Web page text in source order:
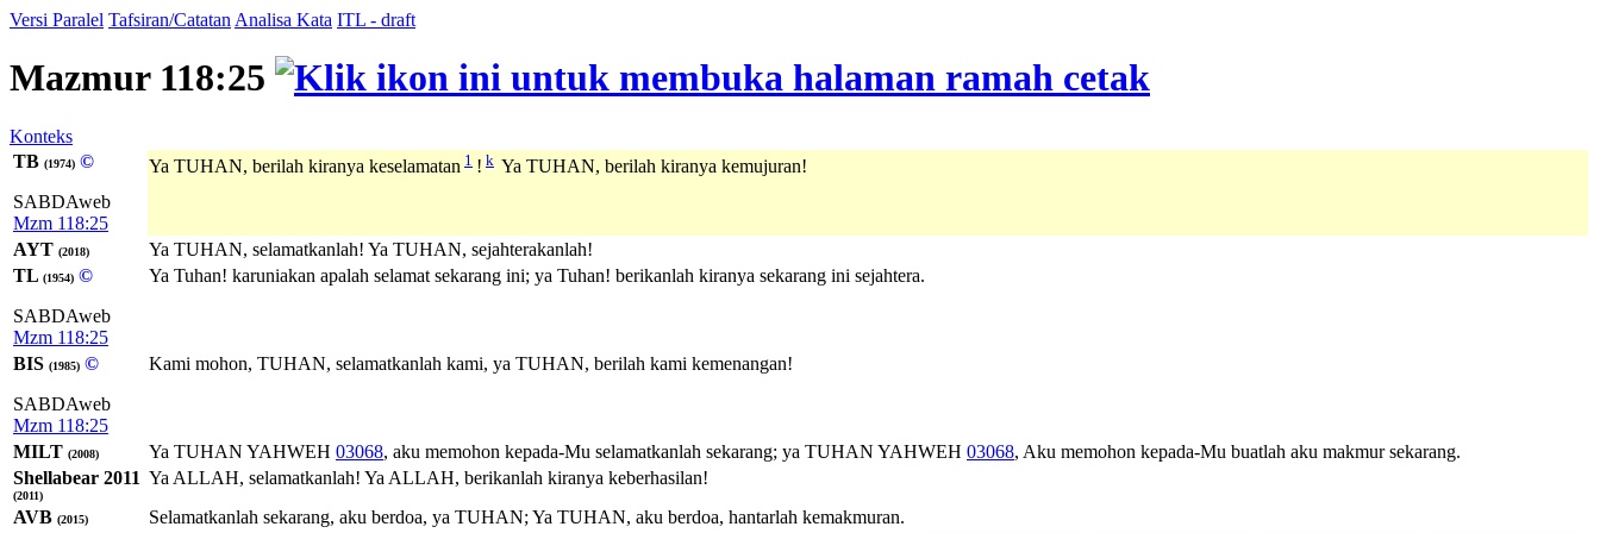
Versi Paralel Tafsiran/Catatan Analisa Kata ITL - draft
Mazmur 118:25
Konteks
TB (1974) ©
SABDAweb
Mzm 118:25
Ya TUHAN, berilah kiranya keselamatan 1 ! k Ya TUHAN, berilah kiranya kemujuran!
AYT (2018)
Ya TUHAN, selamatkanlah! Ya TUHAN, sejahterakanlah!
TL (1954) ©
SABDAweb
Mzm 118:25
Ya Tuhan! karuniakan apalah selamat sekarang ini; ya Tuhan! berikanlah kiranya sekarang ini sejahtera.
BIS (1985) ©
SABDAweb
Mzm 118:25
Kami mohon, TUHAN, selamatkanlah kami, ya TUHAN, berilah kami kemenangan!
MILT (2008) Ya TUHAN YAHWEH 03068, aku memohon kepada-Mu selamatkanlah sekarang; ya TUHAN YAHWEH 03068, Aku memohon kepada-Mu buatlah aku makmur sekarang.
Shellabear 2011
(2011)
Ya ALLAH, selamatkanlah! Ya ALLAH, berikanlah kiranya keberhasilan!
AVB (2015) Selamatkanlah sekarang, aku berdoa, ya TUHAN; Ya TUHAN, aku berdoa, hantarlah kemakmuran.